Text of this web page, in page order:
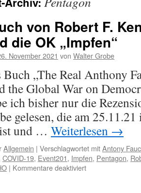
von Robert F.
die OK „Impfen“
November 2021 von Walter Grobe
Buch „The Real Anthony
the Global War on
ich bisher nur die
gelesen, die am
und … Weiterlesen →
Allgemein | Verschlagwortet mitAntony
COVID-19, Event201, Impfen, Pentagon,
| Kommentare deaktiviertfür